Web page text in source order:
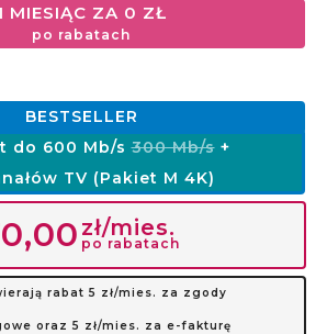
MIESIĄC ZA 0 ZŁ
po rabatach
BESTSELLER
do 600 Mb/s300 Mb/s+
TV (Pakiet M 4K)
zł/mies.
po rabatach
rabat 5 zł/mies. za zgody
oraz 5 zł/mies. za e-fakturę